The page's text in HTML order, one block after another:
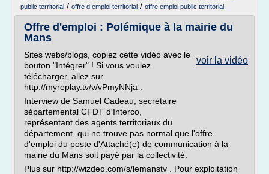
public territorial / offre d emploi territorial / offre emploi public territorial
Offre d'emploi : Polémique à la mairie du
Mans
voir la vidéo
Sites webs/blogs, copiez cette vidéo avec le
bouton "Intégrer" ! Si vous voulez
télécharger, allez sur
http://myreplay.tv/v/vPmyNNja .
Interview de Samuel Cadeau, secrétaire
sépartemental CFDT d'Interco,
représentant des agents territoriaux du
département, qui ne trouve pas normal que l'offre
d'emploi du poste d'Attaché(e) de communication à la
mairie du Mans soit payé par la collectivité.
Plus sur http://wizdeo.com/s/lemanstv . Pour exploitation